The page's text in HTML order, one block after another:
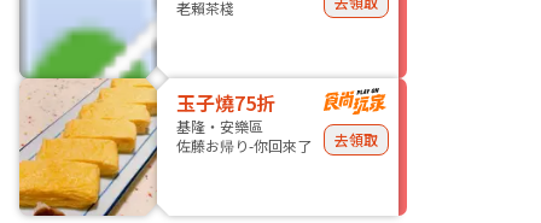
老賴茶棧
玉子燒75折
基隆・安樂區
佐藤お帰り-你回來了
去領取